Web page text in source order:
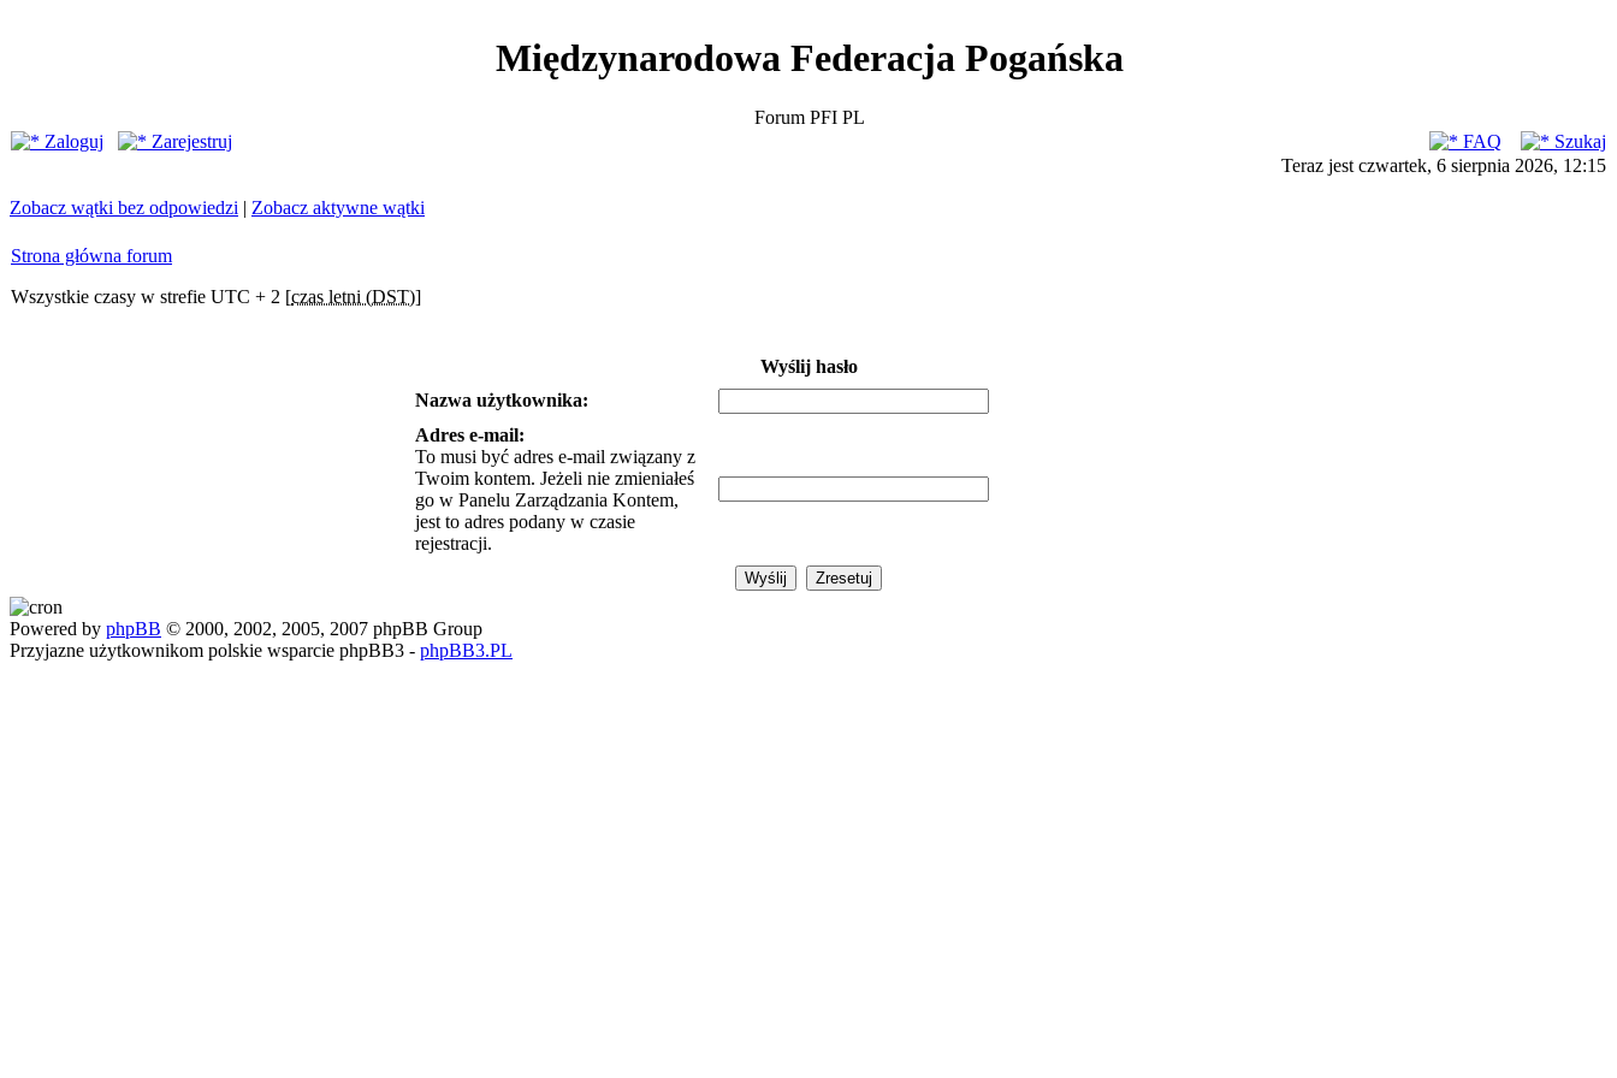
Międzynarodowa Federacja Pogańska
Forum PFI PL
Zaloguj
Zarejestruj FAQ
Szukaj
Teraz jest czwartek, 6 sierpnia 2026, 12:15
Zobacz wątki bez odpowiedzi | Zobacz aktywne wątki
Strona główna forum
Wszystkie czasy w strefie UTC + 2 [czas letni (DST)]
Wyślij hasło
Nazwa użytkownika:
Adres e-mail:
To musi być adres e-mail związany z
Twoim kontem. Jeżeli nie zmieniałeś
go w Panelu Zarządzania Kontem,
jest to adres podany w czasie
rejestracji.
Powered by phpBB © 2000, 2002, 2005, 2007 phpBB Group
Przyjazne użytkownikom polskie wsparcie phpBB3 - phpBB3.PL